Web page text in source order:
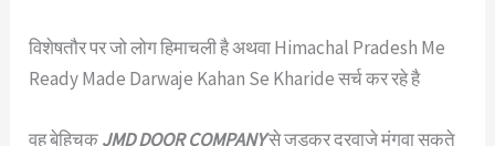
विशेषतौर पर जो लोग हिमाचली है अथवा Himachal Pradesh Me
Ready Made Darwaje Kahan Se Kharide सर्च कर रहे है
वह बेहिचकJMD DOOR COMPANYसे जुड़कर दरवाजे मंगवा सकते